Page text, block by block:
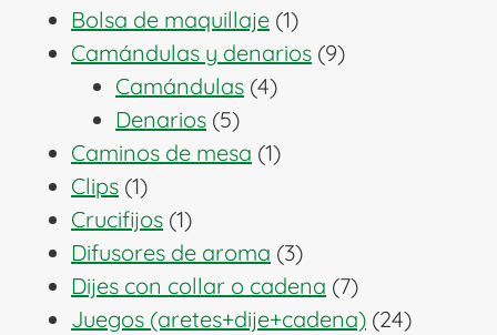
Bolsa de maquillaje 11
producto
Camándulas y denarios 99
Camándulas 44
Denarios 55
productos
Caminos de mesa 11
Clips 11
producto
Crucifijos 11
producto
Difusores de aroma 33
productos
Dijes con collar o cadena 77
productos
Juegos (aretes+dije+cadena) 2424